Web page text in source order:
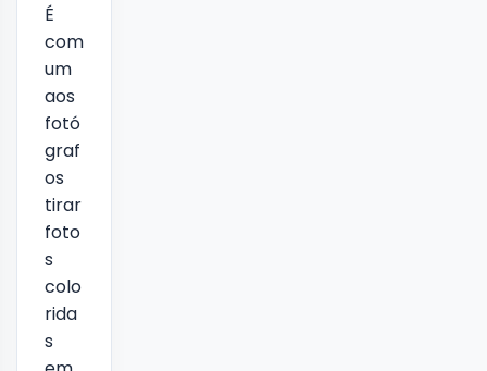
É
com
um
aos
fotó
graf
os
tirar
foto
s
colo
rida
s